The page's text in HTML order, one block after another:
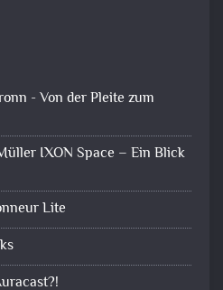
- Von der Pleite zum
IXON Space – Ein Blick
Lite